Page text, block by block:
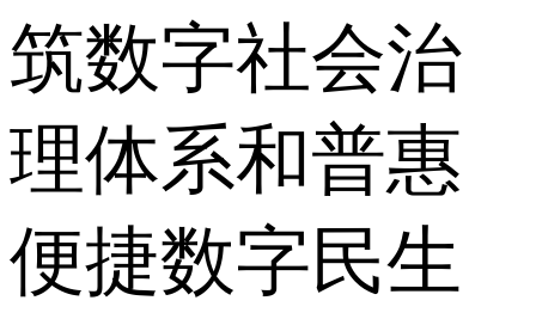
筑数字社会治
理体系和普惠
便捷数字民生